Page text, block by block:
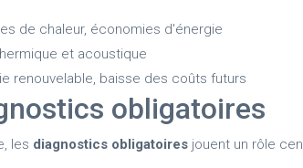
de chaleur, économies d'énergie
et acoustique
renouvelable, baisse des coûts futurs
obligatoires
les diagnostics obligatoires jouent un rôle